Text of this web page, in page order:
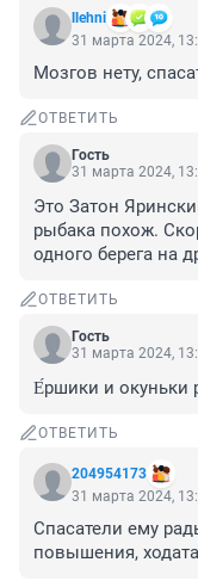
llehni
31 марта 2024,
Мозгов нету,
ОТВЕТИТЬ
Гость
31 марта 2024,
Это Затон
рыбака похож.
одного берега на
ОТВЕТИТЬ
Гость
31 марта 2024,
Е́ршики и окуньки
ОТВЕТИТЬ
204954173
31 марта 2024,
Спасатели ему
повышения,